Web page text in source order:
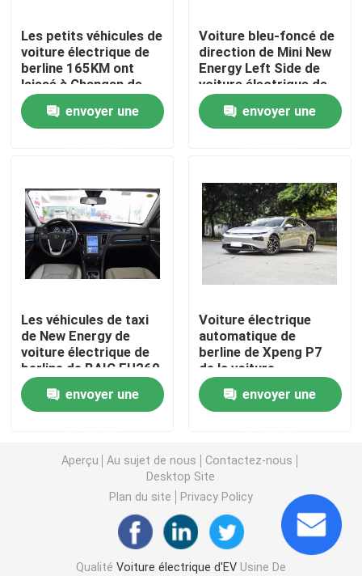
Contact
nouvelles
Demande de soumission
Voiture électrique d'EV
Voiture électrique de SUV
Mini Electric Car
Voiture électrique de MPV
Voiture de la collecte EV
Véhicules de BYD New Energy
Les petits véhicules de
voiture électrique de
berline 165KM ont
laissé à Changan de
direction SL03 bleu-
foncé envoyer une
Voiture bleu-foncé de
direction de Mini New
Energy Left Side de
voiture électrique de
la berline SL03 de
Changanenvoyer une
Les véhicules de taxi
de New Energy de
voiture électrique de
berline de BAIC EU260
ont employé SUV à
quatre rouesenvoyer une
Voiture électrique
automatique de
berline de Xpeng P7
de la voiture
électrique 196KW 5 de
roue de taille moyenne
des sièges 4
envoyer une
Aperçu Au sujet de nous
Contactez-nous
Desktop Site
Plan du site
Privacy Policy
Qualité Voiture électrique d'EVUsine De